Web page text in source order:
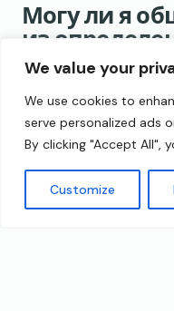
We value your
We use cookies to
serve personalized ads
By clicking "Accept All",
Customize
Могу ли я
из
номеру
Shagle предлагает
для премиум-
стран или
пользователям